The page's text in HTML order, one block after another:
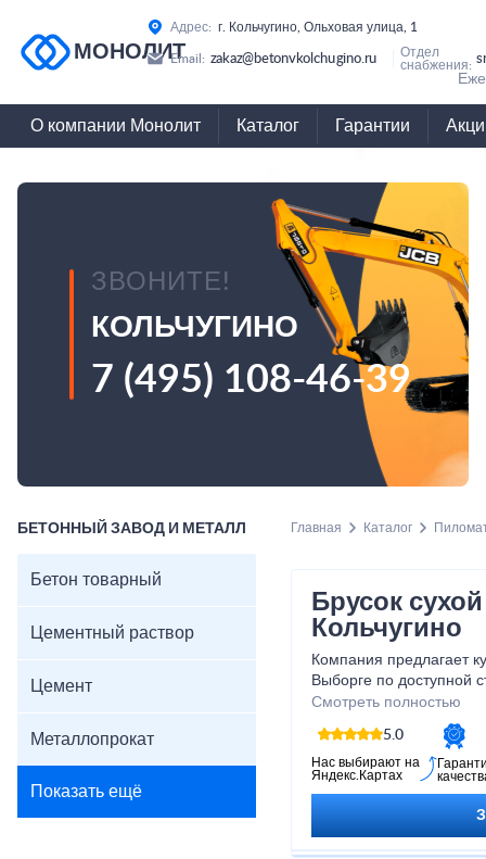
МОНОЛИТ
Адрес: г. Кольчугино, Ольховая улица, 1
Email: zakaz@betonvkolchugino.ru
Отдел
снабжения:
О компании Монолит Каталог Гарантии
ЗВОНИТЕ!
КОЛЬЧУГИНО
7 (495) 108-46-39
БЕТОННЫЙ ЗАВОД И МЕТАЛЛ
Бетон товарный
Цементный раствор
Цемент
Металлопрокат
Показать ещё
Главная Каталог
Брусок
Кольчугино
Компания предлагает
Выборге по доступной
быстрая доставка до
Смотреть полностью
5.0
Нас выбирают на
Яндекс.Картах